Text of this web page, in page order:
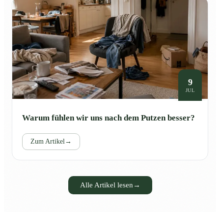
9
JUL
Warum fühlen wir uns nach dem Putzen besser?
Zum Artikel→
Alle Artikel lesen →